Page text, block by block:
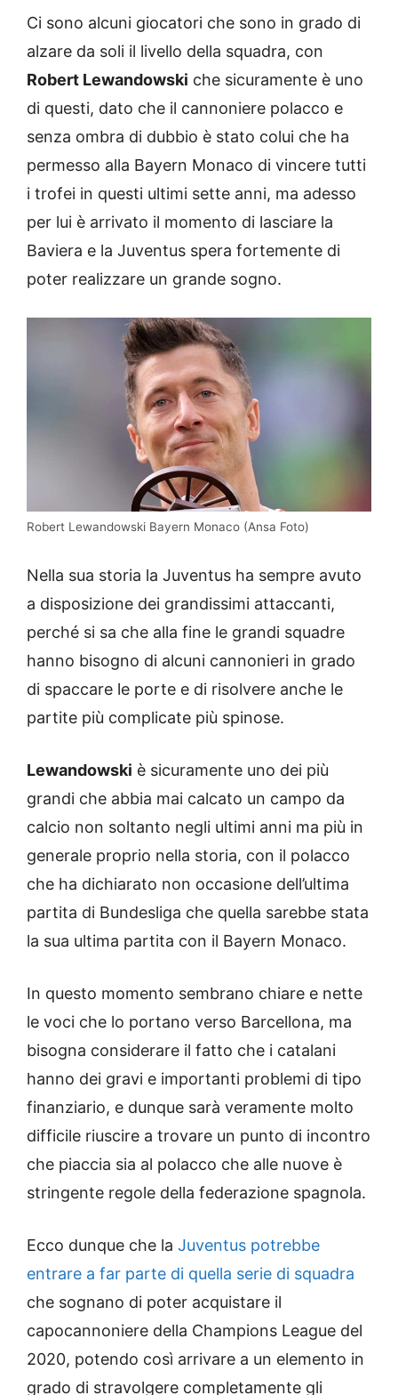
Ci sono alcuni giocatori che sono in grado di
alzare da soli il livello della squadra, con
Robert Lewandowski che sicuramente è uno
di questi, dato che il cannoniere polacco e
senza ombra di dubbio è stato colui che ha
permesso alla Bayern Monaco di vincere tutti
i trofei in questi ultimi sette anni, ma adesso
per lui è arrivato il momento di lasciare la
Baviera e la Juventus spera fortemente di
poter realizzare un grande sogno.
Robert Lewandowski Bayern Monaco (Ansa Foto)
Nella sua storia la Juventus ha sempre avuto
a disposizione dei grandissimi attaccanti,
perché si sa che alla fine le grandi squadre
hanno bisogno di alcuni cannonieri in grado
di spaccare le porte e di risolvere anche le
partite più complicate più spinose.
Lewandowski è sicuramente uno dei più
grandi che abbia mai calcato un campo da
calcio non soltanto negli ultimi anni ma più in
generale proprio nella storia, con il polacco
che ha dichiarato non occasione dell’ultima
partita di Bundesliga che quella sarebbe stata
la sua ultima partita con il Bayern Monaco.
In questo momento sembrano chiare e nette
le voci che lo portano verso Barcellona, ma
bisogna considerare il fatto che i catalani
hanno dei gravi e importanti problemi di tipo
finanziario, e dunque sarà veramente molto
difficile riuscire a trovare un punto di incontro
che piaccia sia al polacco che alle nuove è
stringente regole della federazione spagnola.
Ecco dunque che la Juventus potrebbe
entrare a far parte di quella serie di squadra
che sognano di poter acquistare il
capocannoniere della Champions League del
2020, potendo così arrivare a un elemento in
grado di stravolgere completamente gli